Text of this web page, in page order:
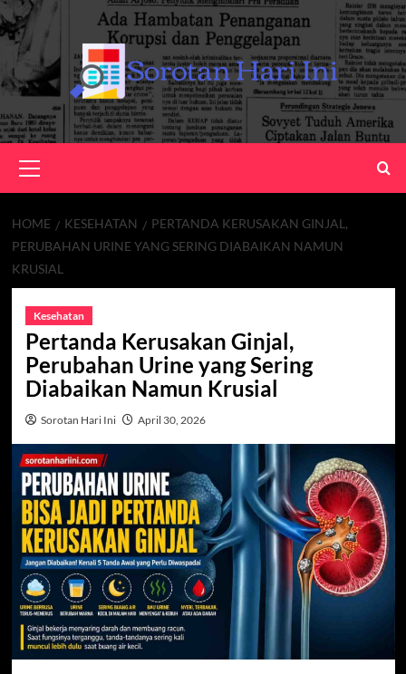
Skip
to
content
Menu
HOME KESEHATAN
PERTANDA KERUSAKAN GINJAL,
PERUBAHAN URINE YANG SERING DIABAIKAN NAMUN
KRUSIAL
Kesehatan
Pertanda Kerusakan Ginjal,
Perubahan Urine yang Sering
Diabaikan Namun Krusial
Sorotan Hari Ini April 30, 2026